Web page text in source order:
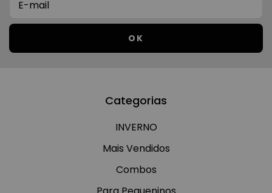
Categorias
INVERNO
Mais Vendidos
Combos